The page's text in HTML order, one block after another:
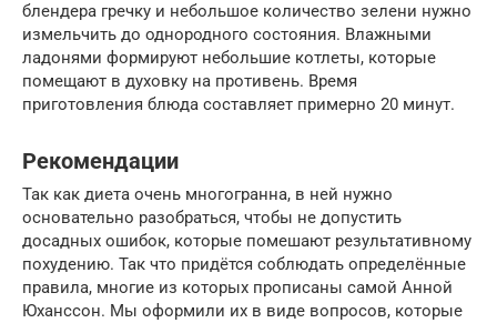
блендера гречку и небольшое количество зелени нужно
измельчить до однородного состояния. Влажными
ладонями формируют небольшие котлеты, которые
помещают в духовку на противень. Время
приготовления блюда составляет примерно 20 минут.
Рекомендации
Так как диета очень многогранна, в ней нужно
основательно разобраться, чтобы не допустить
досадных ошибок, которые помешают результативному
похудению. Так что придётся соблюдать определённые
правила, многие из которых прописаны самой Анной
Юханссон. Мы оформили их в виде вопросов, которые